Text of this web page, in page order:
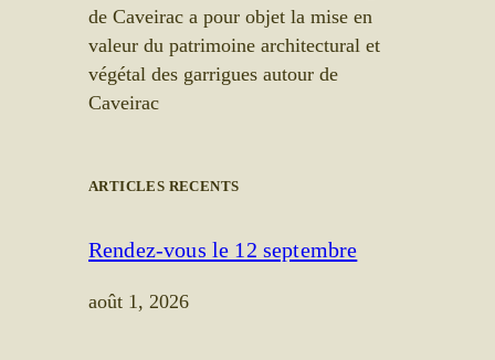
de Caveirac a pour objet la mise en
valeur du patrimoine architectural et
végétal des garrigues autour de
Caveirac
ARTICLES RECENTS
Rendez-vous le 12 septembre
août 1, 2026